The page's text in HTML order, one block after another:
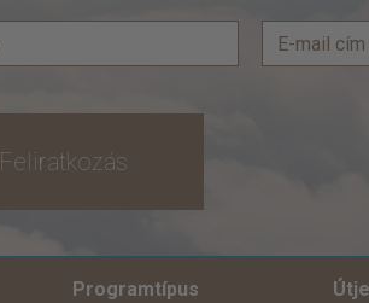
Feliratkozás
Programtípus